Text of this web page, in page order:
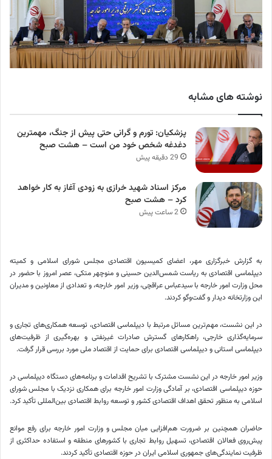
نوشته های مشابه
پزشکیان: تورم و گرانی حتی پیش از جنگ، مهمترین
دغدغه شخص خود من است – هشت صبح
29 دقیقه پیش
مرکز اسناد شهید خرازی به زودی آغاز به کار خواهد
کرد – هشت صبح
2 ساعت پیش
به گزارش خبرگزاری مهر، اعضای کمیسیون اقتصادی مجلس شورای اسلامی و کمیته
دیپلماسی اقتصادی به ریاست شمس‌الدین حسینی و منوچهر متکی، عصر امروز با حضور در
محل وزارت امور خارجه با سیدعباس عراقچی، وزیر امور خارجه، و تعدادی از معاونین و مدیران
این وزارتخانه دیدار و گفت‌وگو کردند.
در این نشست، مهم‌ترین مسائل مرتبط با دیپلماسی اقتصادی، توسعه همکاری‌های تجاری و
سرمایه‌گذاری خارجی، راهکارهای گسترش صادرات غیرنفتی و بهره‌گیری از ظرفیت‌های
دیپلماسی استانی و دیپلماسی اقتصادی برای حمایت از اقتصاد ملی مورد بررسی قرار گرفت.
وزیر امور خارجه در این نشست مشترک با تشریح اقدامات و برنامه‌های دستگاه دیپلماسی در
حوزه دیپلماسی اقتصادی، بر آمادگی وزارت امور خارجه برای همکاری نزدیک با مجلس شورای
اسلامی به منظور تحقق اهداف اقتصادی کشور و توسعه روابط اقتصادی بین‌المللی تأکید کرد.
حاضران همچنین بر ضرورت هم‌افزایی میان مجلس و وزارت امور خارجه برای رفع موانع
پیش‌روی فعالان اقتصادی، تسهیل روابط تجاری با کشورهای منطقه و استفاده حداکثری از
ظرفیت نمایندگی‌های جمهوری اسلامی ایران در حوزه اقتصادی تأکید کردند.